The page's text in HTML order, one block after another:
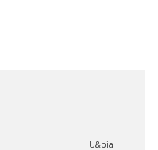
U&pia